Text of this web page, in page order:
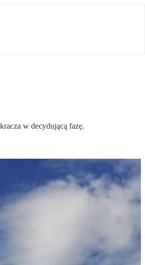
w decydującą fazę.